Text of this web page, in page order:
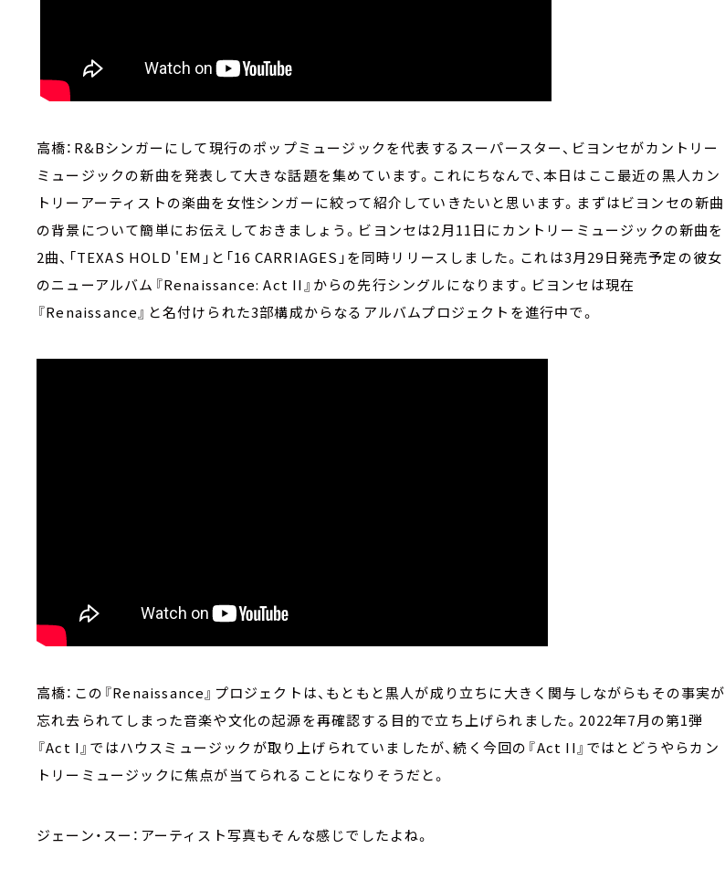
高橋：R&Bシンガーにして現行のポップミュージックを代表するスーパースター、ビヨンセがカントリー
ミュージックの新曲を発表して大きな話題を集めています。これにちなんで、本日はここ最近の黒人カン
トリーアーティストの楽曲を女性シンガーに絞って紹介していきたいと思います。まずはビヨンセの新曲
の背景について簡単にお伝えしておきましょう。ビヨンセは2月11日にカントリーミュージックの新曲を
2曲、「TEXAS HOLD 'EM」と「16 CARRIAGES」を同時リリースしました。これは3月29日発売予定の彼女
のニューアルバム『Renaissance: Act II』からの先行シングルになります。ビヨンセは現在
『Renaissance』と名付けられた3部構成からなるアルバムプロジェクトを進行中で。
高橋：この『Renaissance』プロジェクトは、もともと黒人が成り立ちに大きく関与しながらもその事実が
忘れ去られてしまった音楽や文化の起源を再確認する目的で立ち上げられました。2022年7月の第1弾
『Act I』ではハウスミュージックが取り上げられていましたが、続く今回の『Act II』ではとどうやらカン
トリーミュージックに焦点が当てられることになりそうだと。
ジェーン・スー：アーティスト写真もそんな感じでしたよね。